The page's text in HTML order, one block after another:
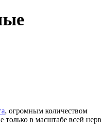
, огромным количеством
только в масштабе всей